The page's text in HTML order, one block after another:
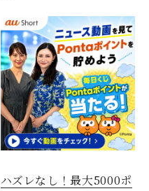
ハズレなし！最大5000ポ